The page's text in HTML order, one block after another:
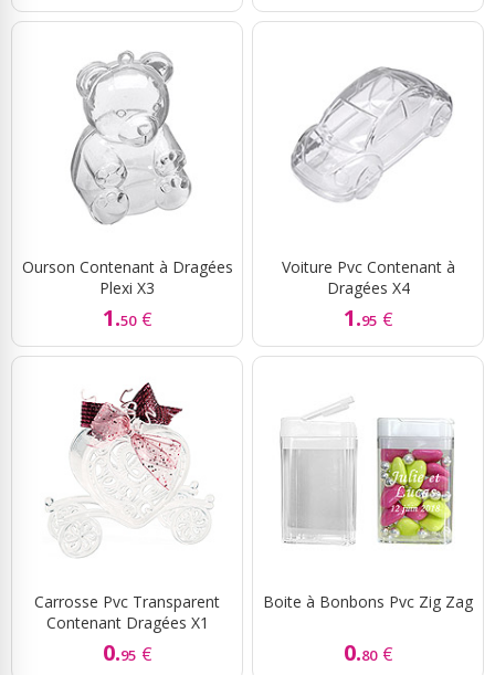
Ourson Contenant à Dragées
Plexi X3
1.50 €
Voiture Pvc Contenant à
Dragées X4
1.95 €
Carrosse Pvc Transparent
Contenant Dragées X1
0.95 €
Boite à Bonbons Pvc Zig Zag
0.80 €